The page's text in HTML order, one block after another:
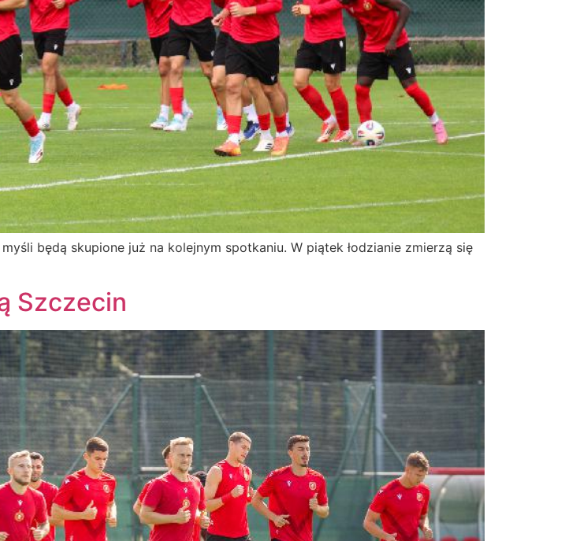
będą skupione już na kolejnym spotkaniu. W piątek łodzianie zmierzą się
Szczecin